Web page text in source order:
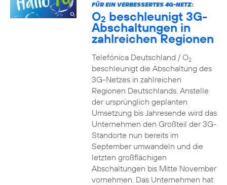
FÜR EIN VERBESSERTES 4G-NETZ:
O2 beschleunigt 3G-
Abschaltungen in
zahlreichen Regionen
Telefónica Deutschland / O2
beschleunigt die Abschaltung des
3G-Netzes in zahlreichen
Regionen Deutschlands. Anstelle
der ursprünglich geplanten
Umsetzung bis Jahresende wird das
Unternehmen den Großteil der 3G-
Standorte nun bereits im
September umwandeln und die
letzten großflächigen
Abschaltungen bis Mitte November
vornehmen. Das Unternehmen hat